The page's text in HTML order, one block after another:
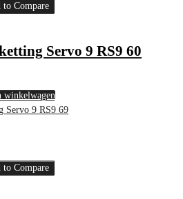
to Compare
Servo 9 RS9 60
winkelwagen
to Compare